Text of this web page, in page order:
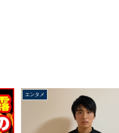
エンタメ